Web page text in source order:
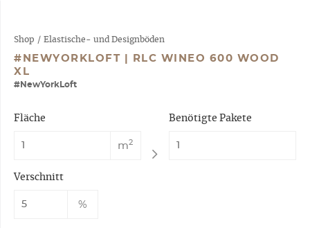
Shop / Elastische- und Designböden
#NEWYORKLOFT | RLC WINEO 600 WOOD
XL
#NewYorkLoft
Fläche
m2
Benötigte Pakete
Verschnitt
%